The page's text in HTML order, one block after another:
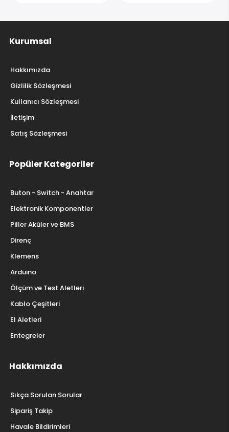
Kurumsal
Hakkımızda
Gizlilik Sözleşmesi
Kullanıcı Sözleşmesi
İletişim
Satış Sözleşmesi
Popüler Kategoriler
Buton - Switch - Anahtar
Elektronik Komponentler
Piller Aküler ve BMS
Direnç
Klemens
Arduino
Ölçüm ve Test Aletleri
Kablo Çeşitleri
El Aletleri
Entegreler
Hakkımızda
Sıkça Sorulan Sorular
Sipariş Takip
Havale Bildirimleri